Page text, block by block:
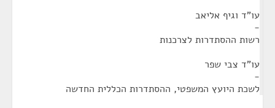
עו"ד וגיף אליאב
-
רשות ההסתדרות לצרכנות
עו"ד צבי שפר
-
לשכת היועץ המשפטי, ההסתדרות הכללית החדשה